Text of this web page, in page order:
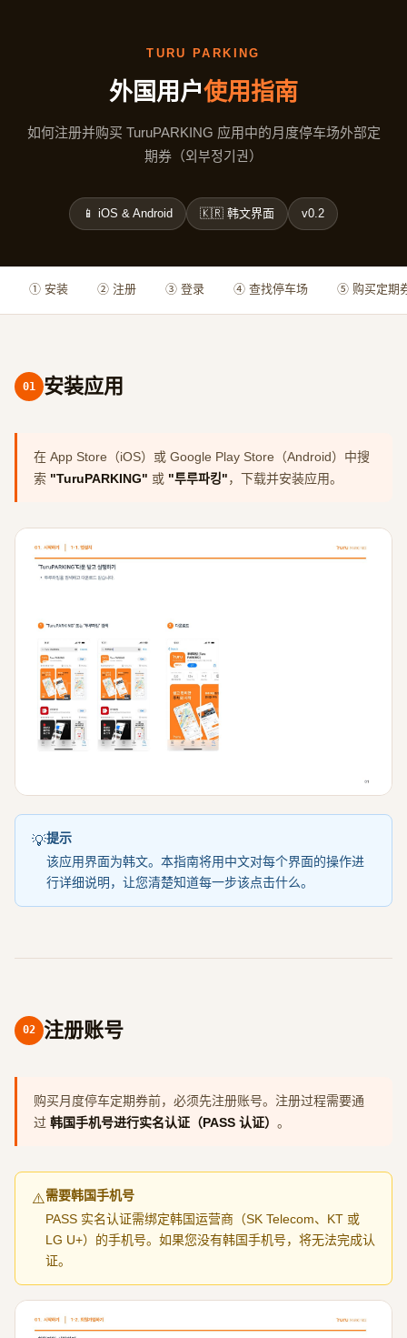
TURU PARKING
外国用户使用指南
如何注册并购买 TuruPARKING 应用中的月度停车场外部定
期券（외부정기권）
📱 iOS & Android 🇰🇷 韩文界面 v0.2
① 安装 ② 注册 ③ 登录 ④ 查找停车场 ⑤ 购买定期
01 安装应用
在 App Store（iOS）或 Google Play Store（Android）中搜
索 "TuruPARKING" 或 "투루파킹"，下载并安装应用。
💡提示
该应用界面为韩文。本指南将用中文对每个界面的操作进
行详细说明，让您清楚知道每一步该点击什么。
02 注册账号
购买月度停车定期券前，必须先注册账号。注册过程需要通
过 韩国手机号进行实名认证（PASS 认证） 。
⚠️需要韩国手机号
PASS 实名认证需绑定韩国运营商（SK Telecom、KT 或
LG U+）的手机号。如果您没有韩国手机号，将无法完成认
证。